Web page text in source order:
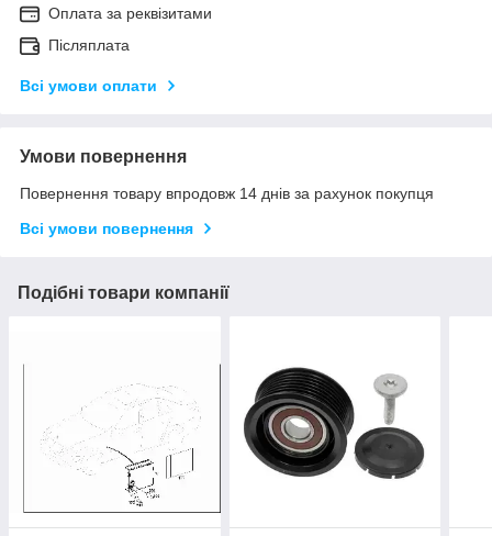
Оплата за реквізитами
Післяплата
Всі умови оплати
Умови повернення
Повернення товару впродовж 14 днів за рахунок покупця
Всі умови повернення
Подібні товари компанії